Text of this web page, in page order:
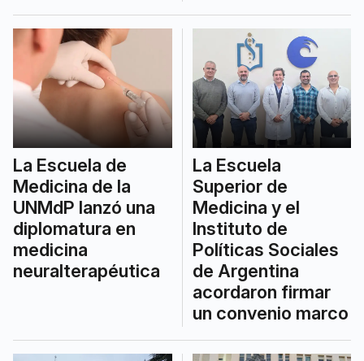
La Escuela de
Medicina de la
UNMdP lanzó una
diplomatura en
medicina
neuralterapéutica
La Escuela
Superior de
Medicina y el
Instituto de
Políticas Sociales
de Argentina
acordaron firmar
un convenio marco